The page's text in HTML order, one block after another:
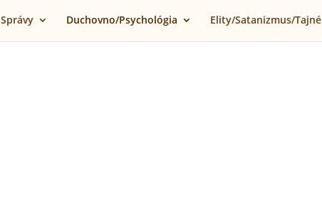
Správy Duchovno/Psychológia Elity/Satanizmus/Tajné